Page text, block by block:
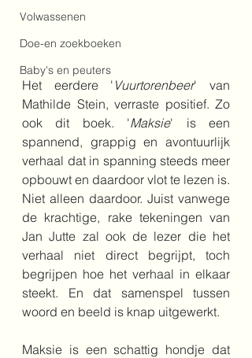
Volwassenen
Doe-en zoekboeken
Baby's en peuters
Het eerdere ' Vuurtorenbeer' van
Mathilde Stein, verraste positief. Zo
ook dit boek. 'Maksie' is een
spannend, grappig en avontuurlijk
verhaal dat in spanning steeds meer
opbouwt en daardoor vlot te lezen is.
Niet alleen daardoor. Juist vanwege
de krachtige, rake tekeningen van
Jan Jutte zal ook de lezer die het
verhaal niet direct begrijpt, toch
begrijpen hoe het verhaal in elkaar
steekt. En dat samenspel tussen
woord en beeld is knap uitgewerkt.
Maksie is een schattig hondje dat